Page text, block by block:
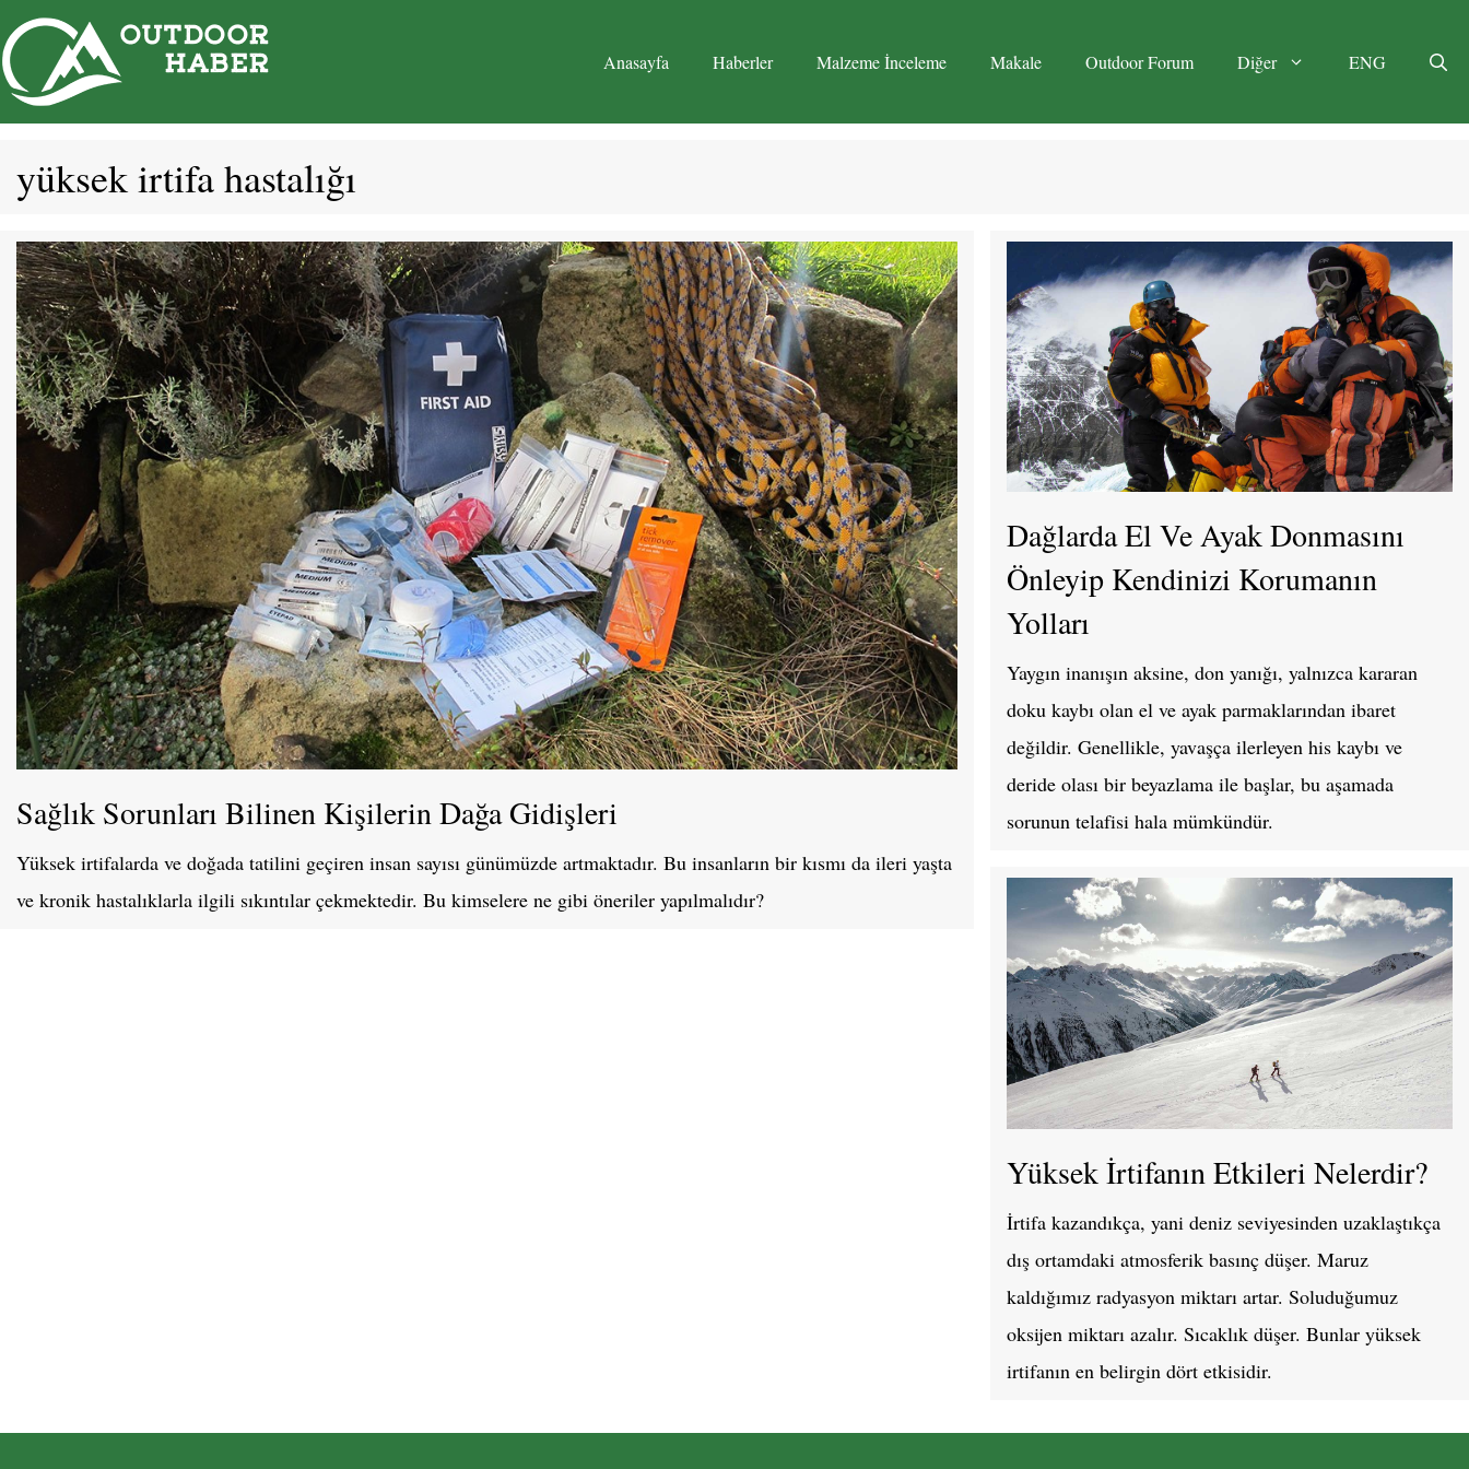
İçeriğe
atla
Anasayfa Haberler Malzeme İnceleme Makale Outdoor Forum Diğer ENG
yüksek irtifa hastalığı
Sağlık Sorunları Bilinen Kişilerin Dağa Gidişleri
Yüksek irtifalarda ve doğada tatilini geçiren insan sayısı günümüzde artmaktadır. Bu insanların bir kısmı da ileri yaşta
ve kronik hastalıklarla ilgili sıkıntılar çekmektedir. Bu kimselere ne gibi öneriler yapılmalıdır?
Dağlarda El Ve Ayak Donmasını
Önleyip Kendinizi Korumanın
Yolları
Yaygın inanışın aksine, don yanığı, yalnızca kararan
doku kaybı olan el ve ayak parmaklarından ibaret
değildir. Genellikle, yavaşça ilerleyen his kaybı ve
deride olası bir beyazlama ile başlar, bu aşamada
sorunun telafisi hala mümkündür.
Yüksek İrtifanın Etkileri Nelerdir?
İrtifa kazandıkça, yani deniz seviyesinden uzaklaştıkça
dış ortamdaki atmosferik basınç düşer. Maruz
kaldığımız radyasyon miktarı artar. Soluduğumuz
oksijen miktarı azalır. Sıcaklık düşer. Bunlar yüksek
irtifanın en belirgin dört etkisidir.